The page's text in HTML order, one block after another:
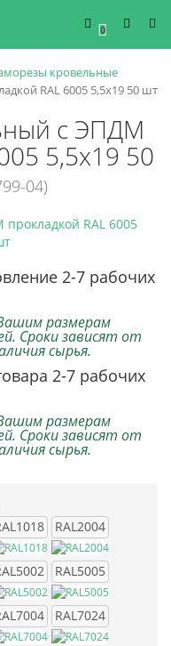
0
кровельные
RAL 6005 5,5х19 50 шт
с ЭПДМ
5,5х19 50
04)
2-7 рабочих
размерам
Сроки зависят от
сырья.
2-7 рабочих
размерам
Сроки зависят от
сырья.
RAL2004
RAL5005
RAL7024